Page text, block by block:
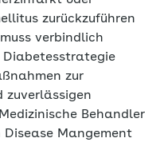
zurückzuführen
verbindlich
zur
zuverlässigen
Behandler
Mangement